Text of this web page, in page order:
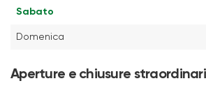
Sabato
Domenica
Aperture e chiusure